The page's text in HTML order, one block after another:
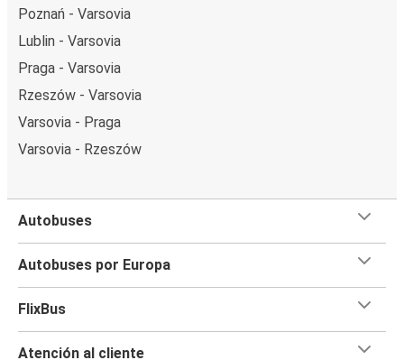
Poznań - Varsovia
Lublin - Varsovia
Praga - Varsovia
Rzeszów - Varsovia
Varsovia - Praga
Varsovia - Rzeszów
Autobuses
Autobuses por Europa
FlixBus
Atención al cliente